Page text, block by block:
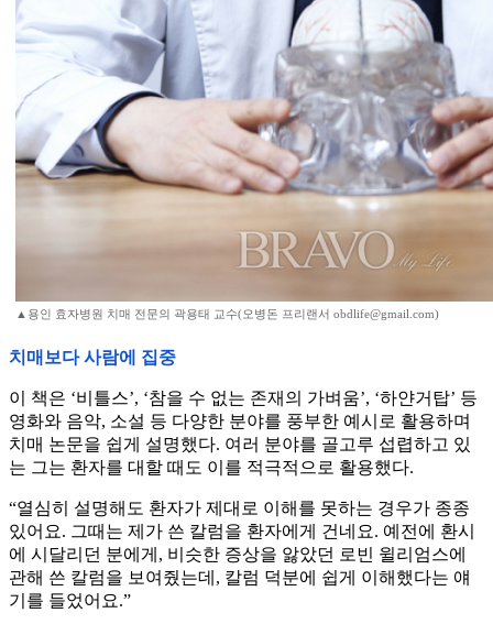
▲용인 효자병원 치매 전문의 곽용태 교수(오병돈 프리랜서 obdlife@gmail.com)
치매보다 사람에 집중
이 책은 ‘비틀스’, ‘참을 수 없는 존재의 가벼움’, ‘하얀거탑’ 등
영화와 음악, 소설 등 다양한 분야를 풍부한 예시로 활용하며
치매 논문을 쉽게 설명했다. 여러 분야를 골고루 섭렵하고 있
는 그는 환자를 대할 때도 이를 적극적으로 활용했다.
“열심히 설명해도 환자가 제대로 이해를 못하는 경우가 종종
있어요. 그때는 제가 쓴 칼럼을 환자에게 건네요. 예전에 환시
에 시달리던 분에게, 비슷한 증상을 앓았던 로빈 윌리엄스에
관해 쓴 칼럼을 보여줬는데, 칼럼 덕분에 쉽게 이해했다는 얘
기를 들었어요.”